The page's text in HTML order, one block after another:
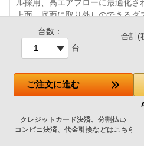
ル採用、高エアフローに最適化さ
上面、底面に取り外しのできるダ
・アドレサブルRGB120mmファ
(USB 3 Type-A x2ポート)
・360mmまでの水冷クーラーラ
台数：
台
合計(
ご注文に進む